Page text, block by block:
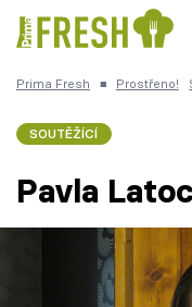
Česká kuchyně
Témata
Prima Fresh ■ Prostřeno!
SOUTĚŽÍCÍ
Pavla